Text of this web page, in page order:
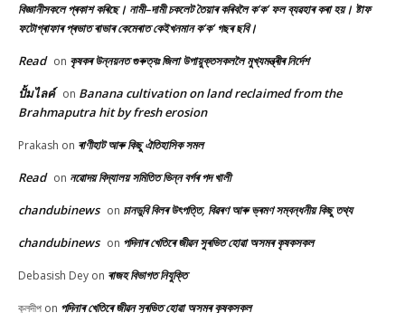
বিজ্ঞানীসকলে প্ৰকাশ কৰিছে। নামী–দামী চকলেট তৈয়াৰ কৰিবলৈ ক’ক’ ফল ব্যৱহাৰ কৰা হয়। ষ্টাফ
ফটোগ্ৰাফাৰ প্ৰভাত ৰাভাৰ কেমেৰাত কেইখনমান ক’ক’ গছৰ ছবি।
Read on কৃষকৰ উন্নয়নত গুৰুত্বঃ জিলা উপায়ুক্তসকললৈ মুখ্যমন্ত্ৰীৰ নিৰ্দেশ
ปั้มไลค์ on Banana cultivation on land reclaimed from the
Brahmaputra hit by fresh erosion
Prakash on ৰাণীহাট আৰু কিছু ঐতিহাসিক সমল
Read on নৱোদয় বিদ্যালয় সমিতিত ভিন্ন বৰ্গৰ পদ খালী
chandubinews on চানডুবি বিলৰ উৎপত্তি, বিৱৰণ আৰু ভ্ৰমণ সম্বন্ধনীয় কিছু তথ্য
chandubinews on পদিনাৰ খেতিৰে জীৱন সুৰভিত হোৱা অসমৰ কৃষকসকল
Debasish Dey on ৰাজহ বিভাগত নিযুক্তি
কুলদীপ on পদিনাৰ খেতিৰে জীৱন সুৰভিত হোৱা অসমৰ কৃষকসকল